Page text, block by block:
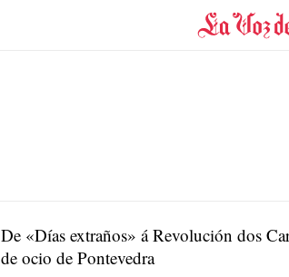
De «Días extraños» á Revolución dos
de ocio de Pontevedra